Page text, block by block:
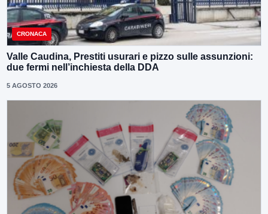
CRONACA
Valle Caudina, Prestiti usurari e pizzo sulle assunzioni:
due fermi nell’inchiesta della DDA
5 AGOSTO 2026